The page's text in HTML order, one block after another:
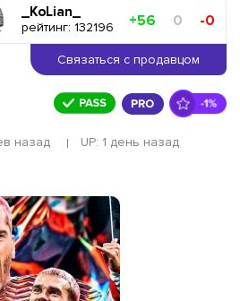
_KoLian_
рейтинг: 132196 +56 0 -0
Связаться с продавцом
назад
UP: 1 день назад